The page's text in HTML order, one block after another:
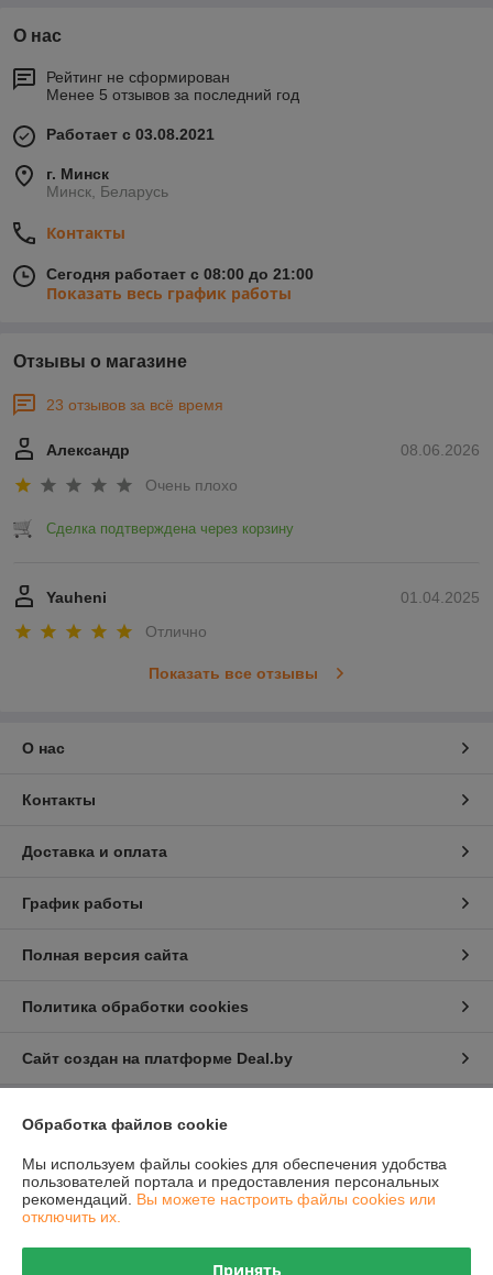
О нас
Рейтинг не сформирован
Менее 5 отзывов за последний год
Работает с 03.08.2021
г. Минск
Минск, Беларусь
Контакты
Сегодня работает с 08:00 до 21:00
Показать весь график работы
Отзывы о магазине
23 отзывов за всё время
08.06.2026
Александр
Очень плохо
Сделка подтверждена через корзину
01.04.2025
Yauheni
Отлично
Показать все отзывы
О нас
Контакты
Доставка и оплата
График работы
Полная версия сайта
Политика обработки cookies
Сайт создан на платформе Deal.by
Информация для покупателя
Юридическое лицо:Общество с ограниченной ответственностью
"Проектатек"
220090,г .Минск., ул.Олешева д.1
Обработка файлов cookie
Мы используем файлы cookies для обеспечения удобства
пользователей портала и предоставления персональных
рекомендаций. Вы можете настроить файлы cookies или
отключить их.
Принять